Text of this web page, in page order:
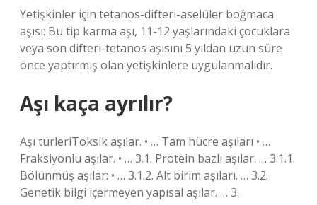
Yetişkinler için tetanos-difteri-aselüler boğmaca
aşısı: Bu tip karma aşı, 11-12 yaşlarındaki çocuklara
veya son difteri-tetanos aşısını 5 yıldan uzun süre
önce yaptırmış olan yetişkinlere uygulanmalıdır.
Aşı kaça ayrılır?
Aşı türleriToksik aşılar. • … Tam hücre aşıları • …
Fraksiyonlu aşılar. • … 3.1. Protein bazlı aşılar. … 3.1.1.
Bölünmüş aşılar: • … 3.1.2. Alt birim aşıları. … 3.2.
Genetik bilgi içermeyen yapısal aşılar. … 3.